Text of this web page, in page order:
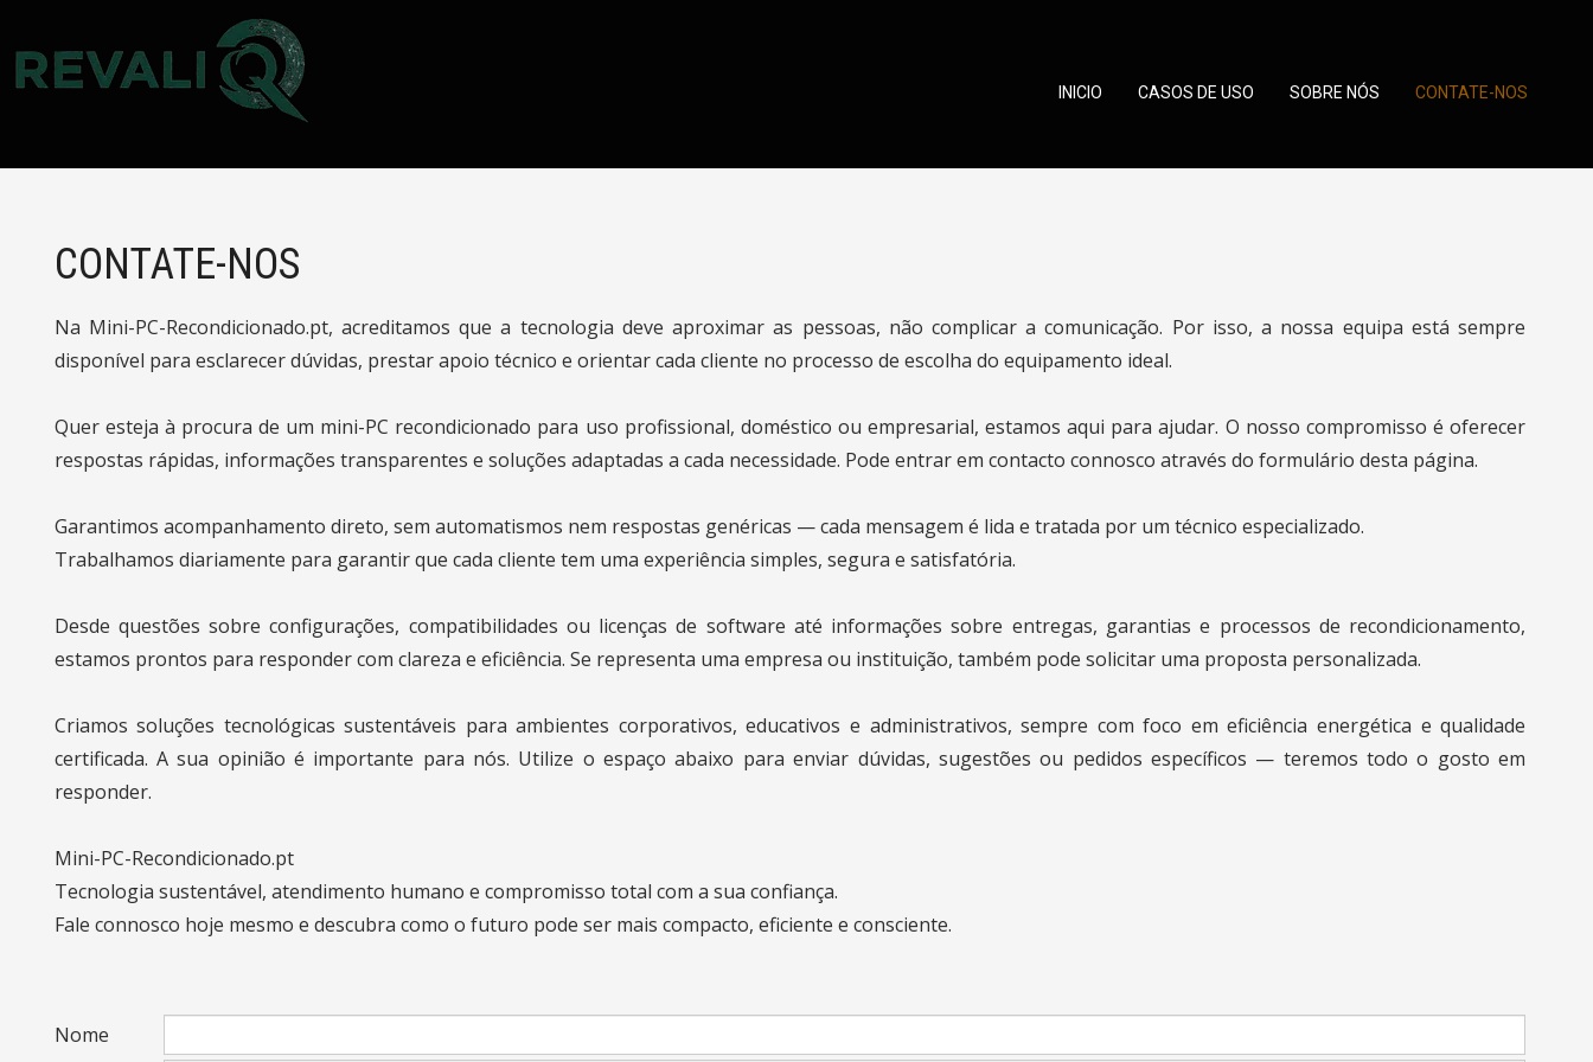
INICIO CASOS DE USO SOBRE NÓS CONTATE-NOS
CONTATE-NOS
Na Mini-PC-Recondicionado.pt, acreditamos que a tecnologia deve aproximar as pessoas, não complicar a comunicação. Por isso, a nossa equipa está sempre
disponível para esclarecer dúvidas, prestar apoio técnico e orientar cada cliente no processo de escolha do equipamento ideal.
Quer esteja à procura de um mini-PC recondicionado para uso profissional, doméstico ou empresarial, estamos aqui para ajudar. O nosso compromisso é oferecer
respostas rápidas, informações transparentes e soluções adaptadas a cada necessidade. Pode entrar em contacto connosco através do formulário desta página.
Garantimos acompanhamento direto, sem automatismos nem respostas genéricas — cada mensagem é lida e tratada por um técnico especializado.
Trabalhamos diariamente para garantir que cada cliente tem uma experiência simples, segura e satisfatória.
Desde questões sobre configurações, compatibilidades ou licenças de software até informações sobre entregas, garantias e processos de recondicionamento,
estamos prontos para responder com clareza e eficiência. Se representa uma empresa ou instituição, também pode solicitar uma proposta personalizada.
Criamos soluções tecnológicas sustentáveis para ambientes corporativos, educativos e administrativos, sempre com foco em eficiência energética e qualidade
certificada. A sua opinião é importante para nós. Utilize o espaço abaixo para enviar dúvidas, sugestões ou pedidos específicos — teremos todo o gosto em
responder.
Mini-PC-Recondicionado.pt
Tecnologia sustentável, atendimento humano e compromisso total com a sua confiança.
Fale connosco hoje mesmo e descubra como o futuro pode ser mais compacto, eficiente e consciente.
Nome